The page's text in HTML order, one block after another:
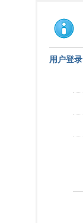
用户登录